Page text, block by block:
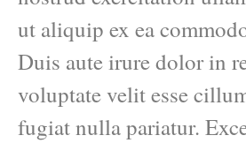
ut aliquip ex ea
Duis aute irure dolor in
voluptate velit esse
fugiat nulla pariatur.